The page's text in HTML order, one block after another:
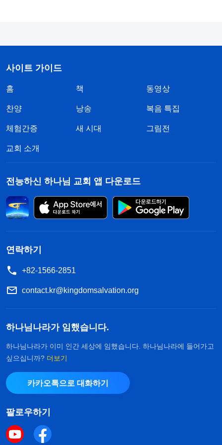
을 곧바로 이어받을 수 없다.
현현과 사역ㆍ호칭과 신분에 관하여＞ 중에서)
하나님의 말씀을 읽고 나서 제가 또 이렇게 교제했
어요. 은혜시대에 예수님은 사람의 필요에 따라 구속
사역을 하시고 회개의 도를 주셨잖아요. 죄가 뭔지를
아는 기초에서 죄를 자복하고 회개하고, 주님을 사랑
하고, 빛과 소금이 되고, 이웃을 내몸같이 사랑하는,
은 행실을 갖추게 됐어요. 그게 바로 구속 사역으로
않지만, 그게 죄악에서 벗어나 정결케 됐다는 걸을
뜻하진 않아요. 왜냐면 우리한테 여전히 죄의 본성이
뿌리 깊게 박혀 있으니까요. 그래서 늘 패괴된 성품
습, 간교하고, 사악하고, 흉악한 모습들이 있잖아요.
기를 대단하게 생각하면서 다른 사람을 무시해요. 또
면, 자기도 모르게 그걸 자랑삼아 과시하면서 높은
뛰어난 사람을 보면 시기 질투하고 미워하고, 자기가
손해를 볼 것 같을 때는 거짓말도 서슴지 않아요. 그
사이트 가이드
홈 책 동영상
찬양 낭송 복음 특집
체험간증 새 시대 그림전
교회 소개
전능하신 하나님 교회 앱 다운로드
연락하기
+82-1566-2851
contact.kr@kingdomsalvation.org
하나님나라가 임했습니다.
하나님나라가 이미 인간 세상에 임했습니다. 하나님나라에 들어가고
싶으십니까? 더보기
카카오톡으로 대화하기
팔로우하기